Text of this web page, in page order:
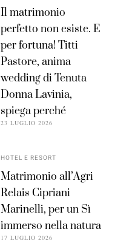
Il matrimonio
perfetto non esiste. E
per fortuna! Titti
Pastore, anima
wedding di Tenuta
Donna Lavinia,
spiega perché
23 LUGLIO 2026
HOTEL E RESORT
Matrimonio all’Agri
Relais Cipriani
Marinelli, per un Sì
immerso nella natura
17 LUGLIO 2026